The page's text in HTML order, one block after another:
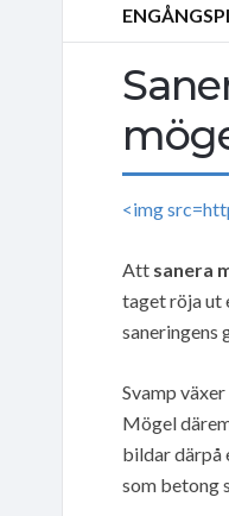
<img
Att sanera
taget röja ut
saneringens
Svamp
Mögel
bildar därpå
som betong